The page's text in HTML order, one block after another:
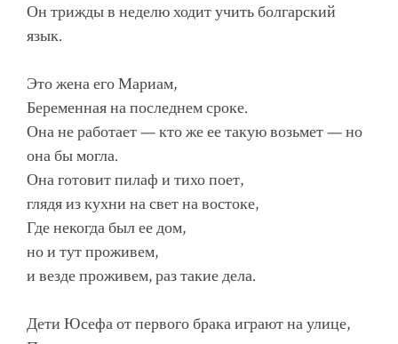
Он трижды в неделю ходит учить болгарский
язык.
Это жена его Мариам,
Беременная на последнем сроке.
Она не работает — кто же ее такую возьмет — но
она бы могла.
Она готовит пилаф и тихо поет,
глядя из кухни на свет на востоке,
Где некогда был ее дом,
но и тут проживем,
и везде проживем, раз такие дела.
Дети Юсефа от первого брака играют на улице,